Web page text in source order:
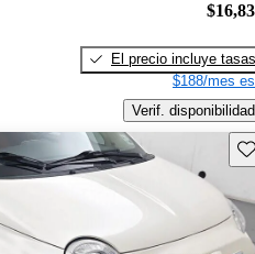
El precio incluye tasas
$188/mes
Verif. disponibilidad